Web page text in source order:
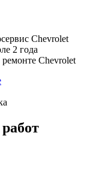
Chevrolet
2 года
Chevrolet